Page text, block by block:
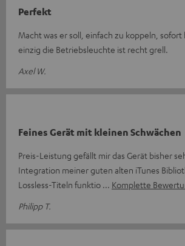
Perfekt
Macht was er soll, einfach zu koppeln,
einzig die Betriebsleuchte ist recht grell.
Axel W.
Feines Gerät mit kleinen Schwächen
Preis-Leistung gefällt mir das Gerät bisher
Integration meiner guten alten iTunes
Lossless-Titeln funktio
Komplette
Philipp T.